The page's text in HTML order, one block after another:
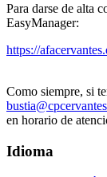
Para darse de alta
EasyManager:
https://
Como siempre, si
en horario de
Idioma